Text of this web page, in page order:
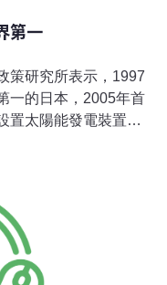
第一
策研究所表示，1997
一的日本，2005年首
置太陽能發電裝置，
電量157萬千瓦。 環
策，才讓德國得以超
策不完備的日本，差